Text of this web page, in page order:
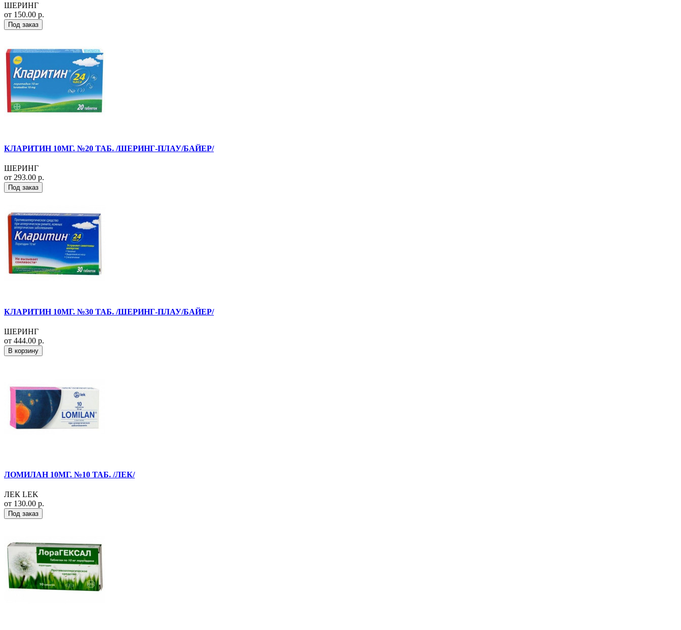
ШЕРИНГ
от 150.00 р.
Под заказ
КЛАРИТИН 10МГ. №20 ТАБ. /ШЕРИНГ-ПЛАУ/БАЙЕР/
ШЕРИНГ
от 293.00 р.
Под заказ
КЛАРИТИН 10МГ. №30 ТАБ. /ШЕРИНГ-ПЛАУ/БАЙЕР/
ШЕРИНГ
от 444.00 р.
В корзину
ЛОМИЛАН 10МГ. №10 ТАБ. /ЛЕК/
ЛЕК LEK
от 130.00 р.
Под заказ